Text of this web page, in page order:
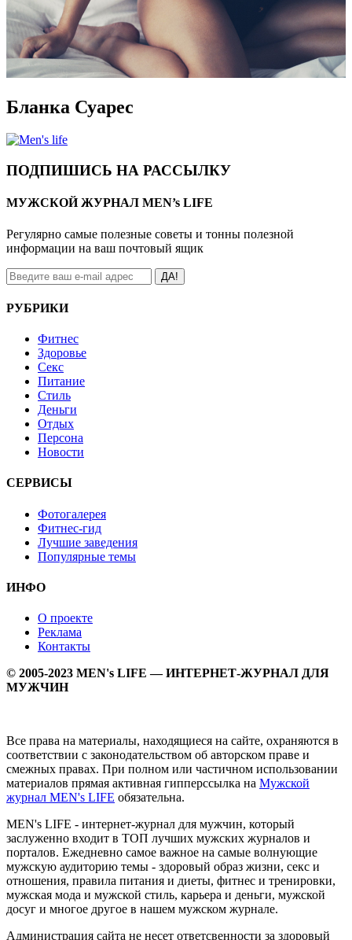
Бланка Суарес
ПОДПИШИСЬ НА РАССЫЛКУ
МУЖСКОЙ ЖУРНАЛ MEN’s LIFE
Регулярно самые полезные советы и тонны полезной
информации на ваш почтовый ящик
ДА!
РУБРИКИ
Фитнес
Здоровье
Секс
Питание
Стиль
Деньги
Отдых
Персона
Новости
СЕРВИСЫ
Фотогалерея
Фитнес-гид
Лучшие заведения
Популярные темы
ИНФО
О проекте
Реклама
Контакты
© 2005-2023 MEN's LIFE — ИНТЕРНЕТ-ЖУРНАЛ ДЛЯ
МУЖЧИН
Все права на материалы, находящиеся на сайте, охраняются в
соответствии с законодательством об авторском праве и
смежных правах. При полном или частичном использовании
материалов прямая активная гипперссылка на Мужской
журнал MEN's LIFE обязательна.
MEN's LIFE - интернет-журнал для мужчин, который
заслуженно входит в ТОП лучших мужских журналов и
порталов. Ежедневно самое важное на самые волнующие
мужскую аудиторию темы - здоровый образ жизни, секс и
отношения, правила питания и диеты, фитнес и тренировки,
мужская мода и мужской стиль, карьера и деньги, мужской
досуг и многое другое в нашем мужском журнале.
Администрация сайта не несет ответсвенности за здоровый